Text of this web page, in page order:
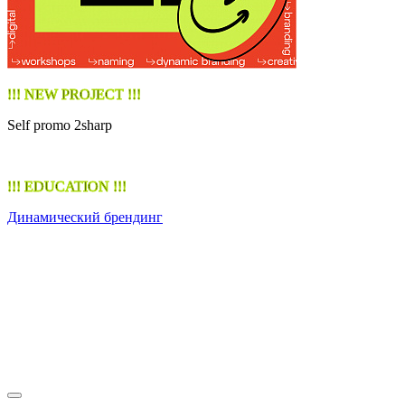
!!! NEW PROJECT !!!
Self promo 2sharp
!!! EDUCATION !!!
Динамический брендинг